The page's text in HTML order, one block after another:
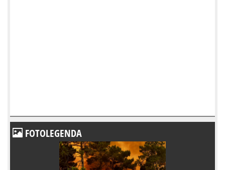
FOTOLEGENDA